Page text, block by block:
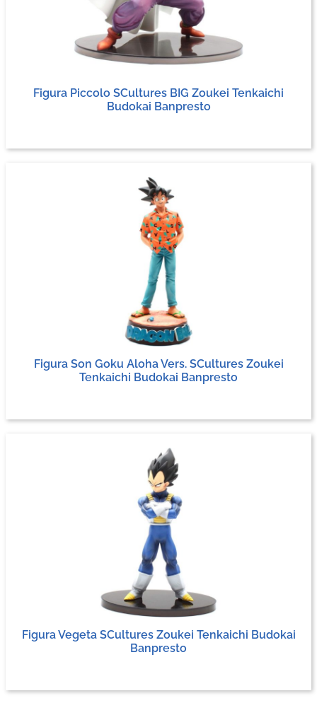
Figura Piccolo SCultures BIG Zoukei Tenkaichi
Budokai Banpresto
Figura Son Goku Aloha Vers. SCultures Zoukei
Tenkaichi Budokai Banpresto
Figura Vegeta SCultures Zoukei Tenkaichi Budokai
Banpresto